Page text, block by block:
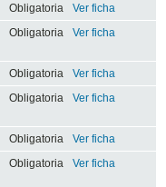
Obligatoria
Ver ficha
Obligatoria Ver ficha
Obligatoria
Ver ficha
Obligatoria Ver ficha
Obligatoria
Ver ficha
Obligatoria Ver ficha